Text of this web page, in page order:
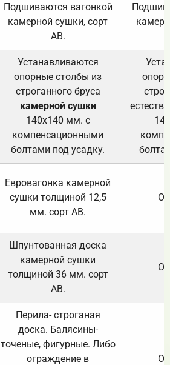
Подшиваются вагонкой
камерной сушки, сорт
АВ.
Устанавливаются
опорные столбы из
строганного бруса
камерной сушки
140х140 мм. с
компенсационными
болтами под усадку.
Евровагонка камерной
сушки толщиной 12,5
мм. сорт АВ.
Шпунтованная доска
камерной сушки
толщиной 36 мм. сорт
АВ.
Перила- строганая
доска. Балясины-
точеные, фигурные. Либо
ограждение в